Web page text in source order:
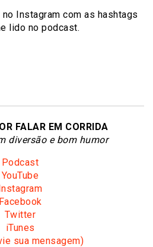
Instagram com as hashtags
lido no podcast.
FALAR EM CORRIDA
diversão e bom humor
Podcast
YouTube
Facebook
Twitter
iTunes
sua mensagem)